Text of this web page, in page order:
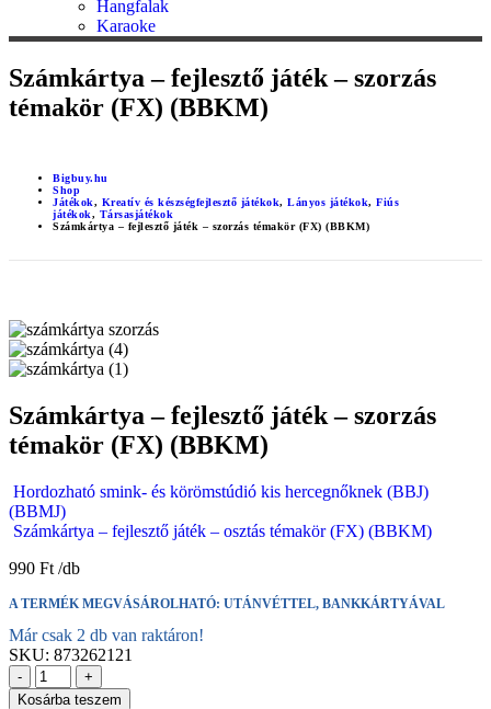
Hangfalak
Karaoke
Számkártya – fejlesztő játék – szorzás
témakör (FX) (BBKM)
Bigbuy.hu
Shop
Játékok, Kreatív és készségfejlesztő játékok, Lányos játékok, Fiús
játékok, Társasjátékok
Számkártya – fejlesztő játék – szorzás témakör (FX) (BBKM)
Számkártya – fejlesztő játék – szorzás
témakör (FX) (BBKM)
Hordozható smink- és körömstúdió kis hercegnőknek (BBJ)
(BBMJ)
Számkártya – fejlesztő játék – osztás témakör (FX) (BBKM)
990 Ft
A TERMÉK MEGVÁSÁROLHATÓ: UTÁNVÉTTEL, BANKKÁRTYÁVAL
Már csak 2 db van raktáron!
SKU: 873262121
-
+
Kosárba teszem